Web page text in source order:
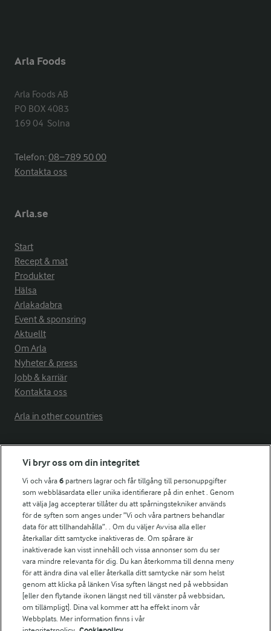
Arla Foods
Arla Foods AB
PO BOX 4083
169 04  Solna
Telefon:08−789 50 00
Kontakta oss
Arla.se
Start
Recept & mat
Produkter
Hälsa
Arlakadabra
Event & sponsring
Aktuellt
Om Arla
Nyheter & press
Jobb & karriär
Kontakta oss
Arla in other countries
Fler Arlasajter
För ägare
Arlas kundportal
Arla.com
Falbygdens Ost
Arla webbshop
Bildbank
Följ oss
Vi bryr oss om din integritet
Vi och våra6 partners lagrar och får tillgång till personuppgifter
som webbläsardata eller unika identifierare på din enhet . Genom
att välja Jag accepterar tillåter du att spårningstekniker används
för de syften som anges under ”Vi och våra partners behandlar
data för att tillhandahålla”. . Om du väljer Avvisa alla eller
återkallar ditt samtycke inaktiveras de. Om spårare är
inaktiverade kan visst innehåll och vissa annonser som du ser
vara mindre relevanta för dig. Du kan återkomma till denna meny
för att ändra dina val eller återkalla ditt samtycke när som helst
genom att klicka på länken Visa syften längst ned på webbsidan
[eller den flytande ikonen längst ned till vänster på webbsidan,
om tillämpligt]. Dina val kommer att ha effekt inom vår
Webbplats. Mer information finns i vår